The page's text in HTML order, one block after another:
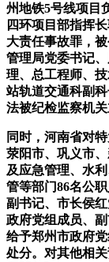
州地铁5号线项目
四环项目部指挥
大责任事故罪，
管理局党委书记
理、总工程师、
站轨道交通科副
法被纪检监察机
同时，河南省对
荥阳市、巩义市
及应急管理、水
管等部门86名公
副书记、市长侯
政府党组成员、
给予郑州市政府
处分。对其他相